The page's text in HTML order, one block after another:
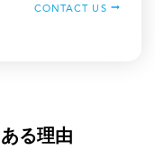
CONTACT US
る理由